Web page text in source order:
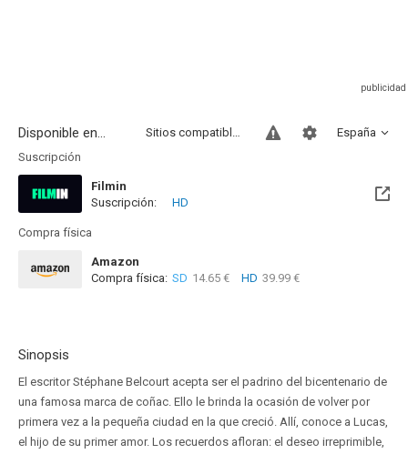
Disponible en... España
Sitios compatibles
Suscripción
Filmin
Disponible hasta el Jue, 08 Dic 2033 (Quedan 7 años)
Suscripción: HD
Compra física
Amazon
Compra física: SD 14.65 € HD 39.99 €
Sinopsis
El escritor Stéphane Belcourt acepta ser el padrino del bicentenario de
una famosa marca de coñac. Ello le brinda la ocasión de volver por
primera vez a la pequeña ciudad en la que creció. Allí, conoce a Lucas,
el hijo de su primer amor. Los recuerdos afloran: el deseo irreprimible,